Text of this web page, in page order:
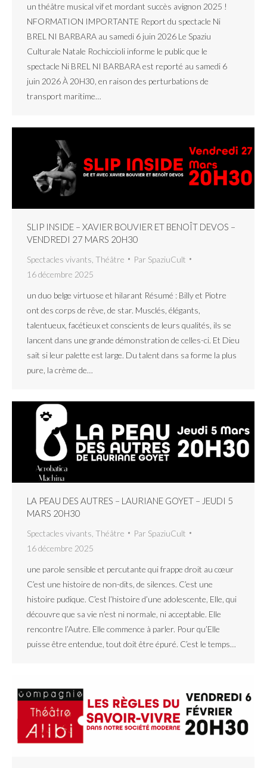
un théâtre musical vif et mordant succès avignon 2025 !
NFORMATION IMPORTANTE Report du spectacle Ni
BREL NI BARBARA au samedi 6 juin 2026 Le Spaziu
Culturale Natale Rochiccioli informe le public que le
spectacle Ni BREL NI BARBARA est reporté au samedi 6
juin 2026 À 20H30, en raison des perturbations de
transport maritime…
SLIP INSIDE – XAVIER BOUVIER ET BENOÎT DEVOS –
VENDREDI 27 MARS 20H30
Spectacles vivants Théâtre Par SpaziuCult
16 décembre 2025
un duo belge virtuose et hilarant Résumé : Billy et Piotre
ont des corps de rêve, de star. Musclés, élégants,
talentueux, facétieux et conscients de leurs qualités, ils se
lancent dans une grande démonstration de celles-ci. Et Dieu
sait si leur palette est large. Du talent dans sa forme la plus
pure, la crème de…
LA PEAU DES AUTRES – LAURIANE GOYET – JEUDI 5
MARS 20H30
Spectacles vivants Théâtre Par SpaziuCult
16 décembre 2025
une parole sensible et percutante qui frappe droit au cœur
C’est une histoire de non-dits, de silences. C’est une
histoire pudique. C’est l’histoire d’une adolescente, Elle, qui
découvre que sa vie n’est ni normale, ni acceptable. Elle
rencontre l’Autre. Elle commence à parler. Pour qu’Elle
puisse être entendue, tout doit être épuré. C’est le temps…